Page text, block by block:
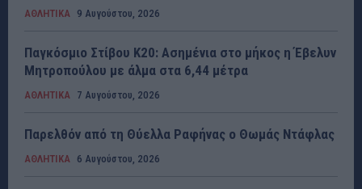
ΑΘΛΗΤΙΚΑ 9 Αυγούστου, 2026
Παγκόσμιο Στίβου Κ20: Ασημένια στο μήκος η Έβελυν
Μητροπούλου με άλμα στα 6,44 μέτρα
ΑΘΛΗΤΙΚΑ 7 Αυγούστου, 2026
Παρελθόν από τη Θύελλα Ραφήνας ο Θωμάς Ντάφλας
ΑΘΛΗΤΙΚΑ 6 Αυγούστου, 2026